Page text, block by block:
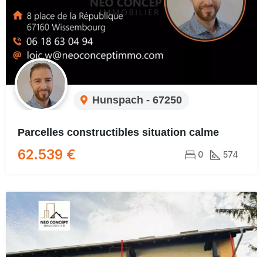
Hunspach - 67250
Parcelles constructibles situation calme
62.539 € 0 574